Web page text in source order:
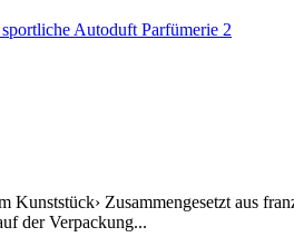
Zusammengesetzt aus
der Verpackung...